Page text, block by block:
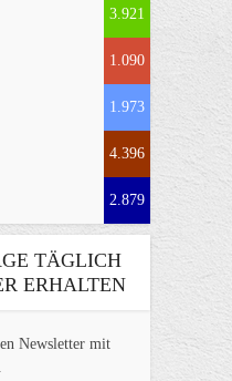
3.921
1.090
1.973
4.396
2.879
TÄGLICH
ERHALTEN
Newsletter mit